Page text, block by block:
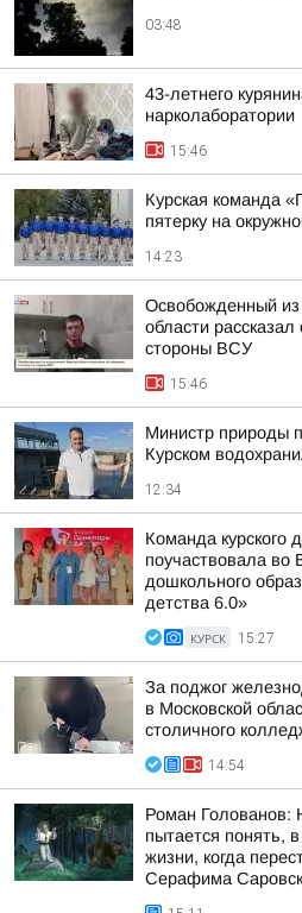
03:48
43-летнего
нарколаборатории
15:46
Курская команда
пятерку на
14:23
Освобожденный
области
стороны ВСУ
15:46
Министр природы
Курском
12:34
Команда курского
поучаствовала во
дошкольного
детства 6.0»
КУРСК 15:27
За поджог
в Московской
столичного
14:54
Роман Голованов:
пытается понять,
жизни, когда
Серафима